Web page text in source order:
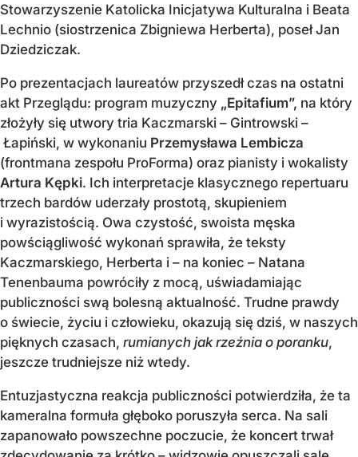
Stowarzyszenie Katolicka Inicjatywa Kulturalna i Beata
Lechnio (siostrzenica Zbigniewa Herberta), poseł Jan
Dziedziczak.
Po prezentacjach laureatów przyszedł czas na ostatni
akt Przeglądu: program muzyczny „Epitafium”, na który
złożyły się utwory tria Kaczmarski – Gintrowski –
Łapiński, w wykonaniu Przemysława Lembicza
(frontmana zespołu ProForma) oraz pianisty i wokalisty
Artura Kępki. Ich interpretacje klasycznego repertuaru
trzech bardów uderzały prostotą, skupieniem
i wyrazistością. Owa czystość, swoista męska
powściągliwość wykonań sprawiła, że teksty
Kaczmarskiego, Herberta i – na koniec – Natana
Tenenbauma powróciły z mocą, uświadamiając
publiczności swą bolesną aktualność. Trudne prawdy
o świecie, życiu i człowieku, okazują się dziś, w naszych
pięknych czasach, rumianych jak rzeźnia o poranku,
jeszcze trudniejsze niż wtedy.
Entuzjastyczna reakcja publiczności potwierdziła, że ta
kameralna formuła głęboko poruszyła serca. Na sali
zapanowało powszechne poczucie, że koncert trwał